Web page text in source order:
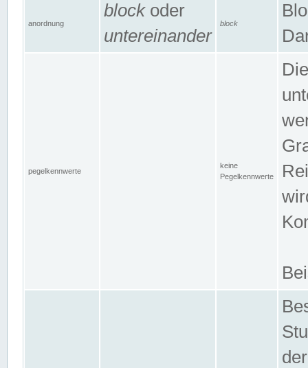
anordnung
blockoder
untereinander
block
pegelkennwerte
keine
Pegelkennwerte